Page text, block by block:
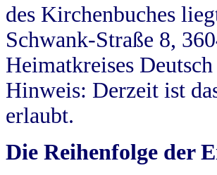
des Kirchenbuches
Schwank-Straße 8,
Heimatkreises
Hinweis: Derzeit ist
erlaubt.
Die Reihenfolge der